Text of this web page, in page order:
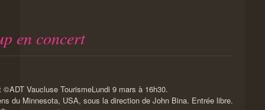
en concert
Lundi 9 mars à 16h30.
du Minnesota, USA, sous la direction de John Bina. Entrée libre.